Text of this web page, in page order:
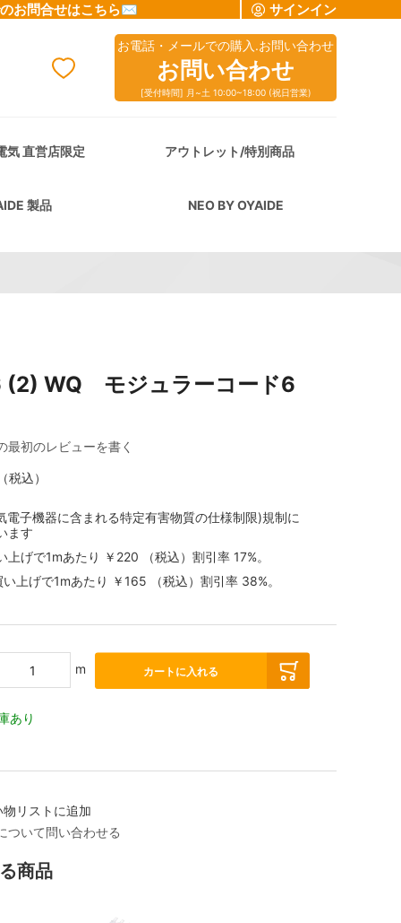
お問合せはこちら✉ サインイン
お電話・メールでの購入.お問い合わせ
お問い合わせ
[受付時間] 月~土 10:00~18:00 (祝日営業)
気 直営店限定 アウトレット/特別商品
製品 NEO BY OYAIDE
(2) WQ モジュラーコード6
最初のレビューを書く
（税込）
電子機器に含まれる特定有害物質の仕様制限)規制に
ます
上げで1mあたり ￥220 （税込） 割引率 17%。
上げで1mあたり ￥165 （税込） 割引率 38%。
m カートに入れる
あり
物リストに追加
ついて問い合わせる
商品